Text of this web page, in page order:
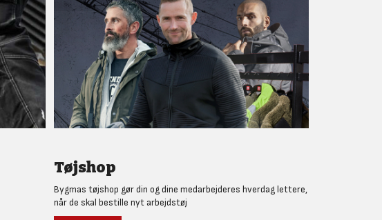
Tøjshop
Bygmas tøjshop gør din og dine medarbejderes hverdag lettere,
når de skal bestille nyt arbejdstøj